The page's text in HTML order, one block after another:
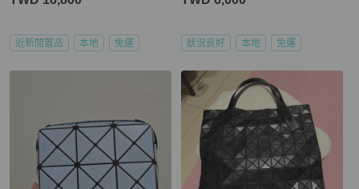
近新閒置品 本地 免運 狀況良好 本地 免運